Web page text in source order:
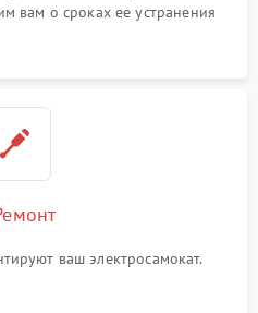
вам о сроках ее устранения
ваш электросамокат.